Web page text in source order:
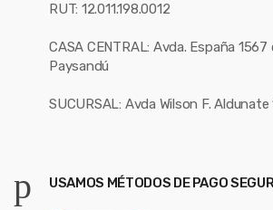
RUT: 12.011.198.0012
CASA CENTRAL: Avda. España
Paysandú
SUCURSAL: Avda Wilson F. Aldunate
USAMOS MÉTODOS DE PAGO